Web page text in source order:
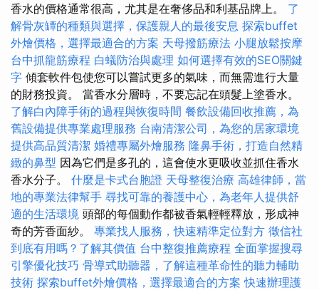
香水的價格通常很高，尤其是在奢侈品和利基品牌上。 了
解骨灰罈的種類與選擇，保護親人的最後安息 探索buffet
外燴價格，選擇最適合的方案 天母撥筋療法 小腿放鬆按摩
台中抓龍筋療程 白蟻防治與處理 如何選擇有效的SEO關鍵
字 傾套軟件包使您可以嘗試更多的氣味，而無需進行大量
的財務投資。 當香水分層時，不要忘記在頭髮上塗香水。
了解白內障手術的過程與恢復時間 餐飲設備回收推薦，為
舊設備提供專業處理服務 台南清潔公司，為您的居家環境
提供高品質清潔 婚禮專屬外燴服務 隆鼻手術，打造自然精
緻的鼻型 因為它們是多孔的，這會使水更吸收並抓住香水
香水分子。 什麼是卡式台胞證 天母整復治療 高雄律師，當
地的專業法律幫手 尋找可靠的養護中心，為老年人提供舒
適的生活環境 頭部的每個動作都被香氣輕輕釋放，形成神
奇的芳香面紗。 專業找人服務，快速精準定位對方 徵信社
到底有用嗎？了解其價值 台中整復推薦療程 全面掌握搜尋
引擎優化技巧 骨導式助聽器，了解這種革命性的聽力輔助
技術 探索buffet外燴價格，選擇最適合的方案 快速辦理護